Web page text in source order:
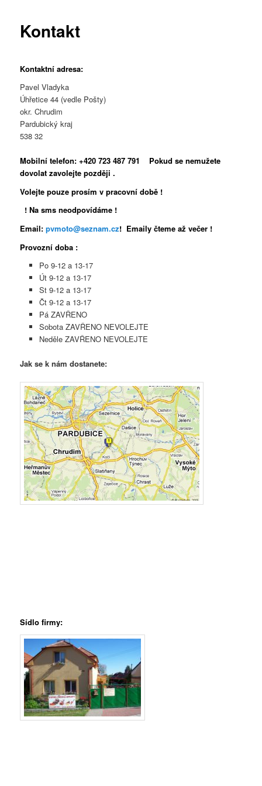
Kontakt
Kontaktní adresa:
Pavel Vladyka
Úhřetice 44 (vedle Pošty)
okr. Chrudim
Pardubický kraj
538 32
Mobilní telefon: +420 723 487 791 Pokud se nemužete
dovolat zavolejte později .
Volejte pouze prosím v pracovní době !
! Na sms neodpovídáme !
Email:pvmoto@seznam.cz! Emaily čteme až večer !
Provozní doba :
Po 9-12 a 13-17
Út 9-12 a 13-17
St 9-12 a 13-17
Čt 9-12 a 13-17
Pá ZAVŘENO
Sobota ZAVŘENO NEVOLEJTE
Neděle ZAVŘENO NEVOLEJTE
Jak se k nám dostanete:
Sídlo firmy: